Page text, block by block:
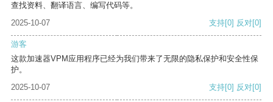
查找资料、翻译语言、编写代码等。
2025-10-07
支持[0] 反对[0]
游客
这款加速器VPM应用程序已经为我们带来了无限的隐私保护和安全性保
护。
2025-10-07
支持[0] 反对[0]